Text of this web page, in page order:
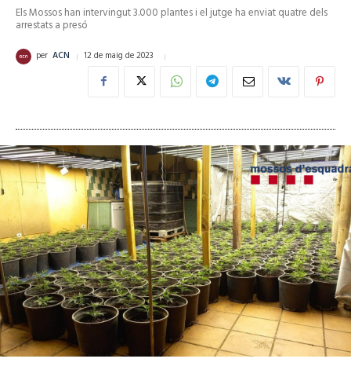
Els Mossos han intervingut 3.000 plantes i el jutge ha enviat quatre dels
arrestats a presó
per ACN 12 de maig de 2023